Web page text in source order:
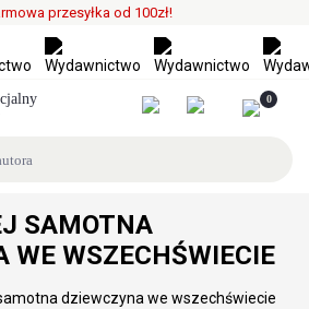
przesyłka od 100zł!
0
SAMOTNA
WE WSZECHŚWIECIE